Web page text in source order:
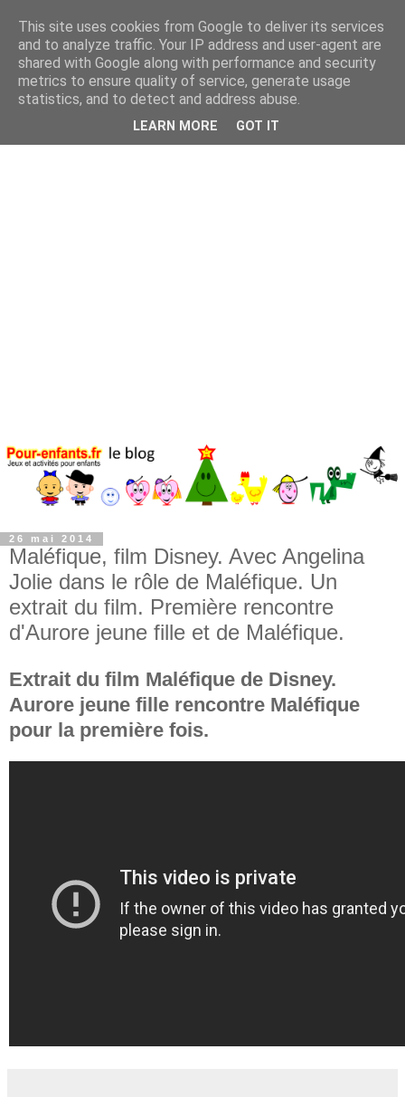
26 mai 2014
Maléfique, film Disney. Avec Angelina
Jolie dans le rôle de Maléfique. Un
extrait du film. Première rencontre
d'Aurore jeune fille et de Maléfique.
Extrait du film Maléfique de Disney.
Aurore jeune fille rencontre Maléfique
pour la première fois.
This site uses cookies from Google to deliver its services
and to analyze traffic. Your IP address and user-agent are
shared with Google along with performance and security
metrics to ensure quality of service, generate usage
statistics, and to detect and address abuse.
LEARN MORE GOT IT